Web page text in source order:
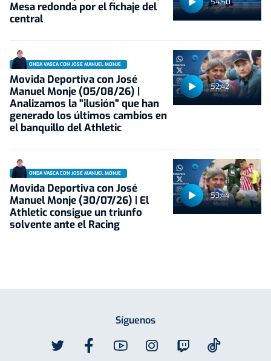
Mesa redonda por el fichaje del
central
52:42
ONDA VASCA CON JOSÉ MANUEL MONJE
Movida Deportiva con José
Manuel Monje (05/08/26) |
Analizamos la "ilusión" que han
generado los últimos cambios en
el banquillo del Athletic
53:44
ONDA VASCA CON JOSÉ MANUEL MONJE
Movida Deportiva con José
Manuel Monje (30/07/26) | El
Athletic consigue un triunfo
solvente ante el Racing
Síguenos